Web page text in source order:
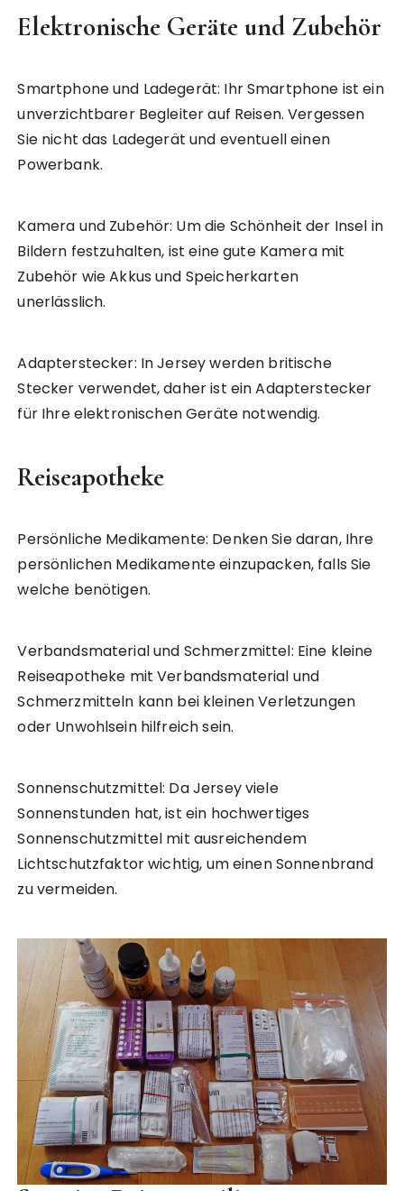
Elektronische Geräte und Zubehör
Smartphone und Ladegerät: Ihr Smartphone ist ein
unverzichtbarer Begleiter auf Reisen. Vergessen
Sie nicht das Ladegerät und eventuell einen
Powerbank.
Kamera und Zubehör: Um die Schönheit der Insel in
Bildern festzuhalten, ist eine gute Kamera mit
Zubehör wie Akkus und Speicherkarten
unerlässlich.
Adapterstecker: In Jersey werden britische
Stecker verwendet, daher ist ein Adapterstecker
für Ihre elektronischen Geräte notwendig.
Reiseapotheke
Persönliche Medikamente: Denken Sie daran, Ihre
persönlichen Medikamente einzupacken, falls Sie
welche benötigen.
Verbandsmaterial und Schmerzmittel: Eine kleine
Reiseapotheke mit Verbandsmaterial und
Schmerzmitteln kann bei kleinen Verletzungen
oder Unwohlsein hilfreich sein.
Sonnenschutzmittel: Da Jersey viele
Sonnenstunden hat, ist ein hochwertiges
Sonnenschutzmittel mit ausreichendem
Lichtschutzfaktor wichtig, um einen Sonnenbrand
zu vermeiden.